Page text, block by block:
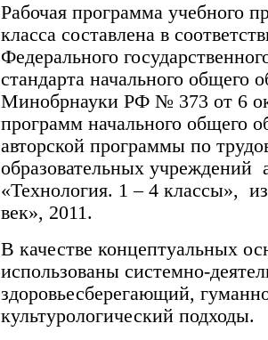
Рабочая программа учебного
класса составлена в
Федерального
стандарта начального общего
Минобрнауки РФ № 373 от 6
программ начального общего
авторской программы по
образовательных
«Технология. 1 – 4 классы»,
век», 2011.
В качестве концептуальных
использованы системно-
здоровьесберегающий,
культурологический подходы.